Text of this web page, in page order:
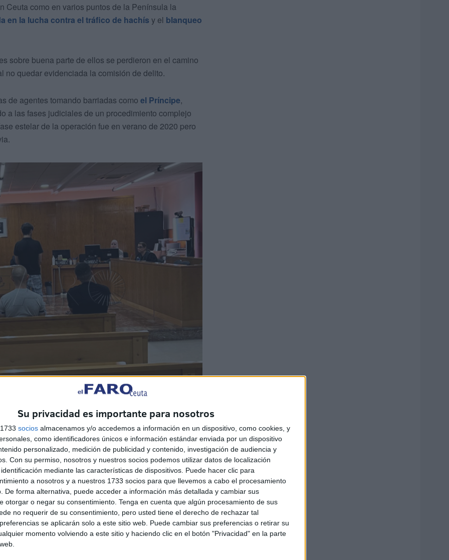
Su privacidad es importante para nosotros
socios almacenamos y/o accedemos a información en un dispositivo, como cookies, y
como identificadores únicos e información estándar enviada por un dispositivo
personalizado, medición de publicidad y contenido, investigación de audiencia y
Con su permiso, nosotros y nuestros socios podemos utilizar datos de localización
mediante las características de dispositivos. Puede hacer clic para
a nosotros y a nuestros 1733 socios para que llevemos a cabo el procesamiento
De forma alternativa, puede acceder a información más detallada y cambiar sus
otorgar o negar su consentimiento. Tenga en cuenta que algún procesamiento de sus
no requerir de su consentimiento, pero usted tiene el derecho de rechazar tal
se aplicarán solo a este sitio web. Puede cambiar sus preferencias o retirar su
momento volviendo a este sitio y haciendo clic en el botón "Privacidad" en la parte
Ceuta como en varios puntos de la Península la
en la lucha contra el tráfico de hachís y el blanqueo
sobre buena parte de ellos se perdieron en el camino
no quedar evidenciada la comisión de delito.
de agentes tomando barriadas como el Príncipe,
a las fases judiciales de un procedimiento complejo
estelar de la operación fue en verano de 2020 pero
Audiencia Provincialde Cádiz en Ceuta, se han
principio de delitos contra la salud pública y
en sentencia firme dictada in vocepor
6 meses de cárcel, toda vez que han reconocido su
kilos de hachís
su arresto en septiembre de 2019, han
que estaban cometiendo un delito después de haber